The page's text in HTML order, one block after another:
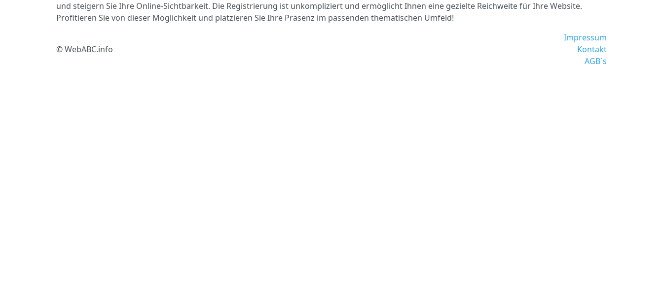
und steigern Sie Ihre Online-Sichtbarkeit. Die Registrierung ist unkompliziert und ermöglicht Ihnen eine gezielte Reichweite für Ihre Website.
Profitieren Sie von dieser Möglichkeit und platzieren Sie Ihre Präsenz im passenden thematischen Umfeld!
© WebABC.info
Impressum
Kontakt
AGB´s